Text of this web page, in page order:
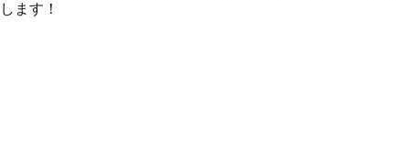
します！